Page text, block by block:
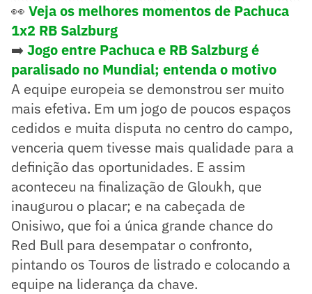
👀 Veja os melhores momentos de Pachuca
1x2 RB Salzburg
➡️ Jogo entre Pachuca e RB Salzburg é
paralisado no Mundial; entenda o motivo
A equipe europeia se demonstrou ser muito
mais efetiva. Em um jogo de poucos espaços
cedidos e muita disputa no centro do campo,
venceria quem tivesse mais qualidade para a
definição das oportunidades. E assim
aconteceu na finalização de Gloukh, que
inaugurou o placar; e na cabeçada de
Onisiwo, que foi a única grande chance do
Red Bull para desempatar o confronto,
pintando os Touros de listrado e colocando a
equipe na liderança da chave.